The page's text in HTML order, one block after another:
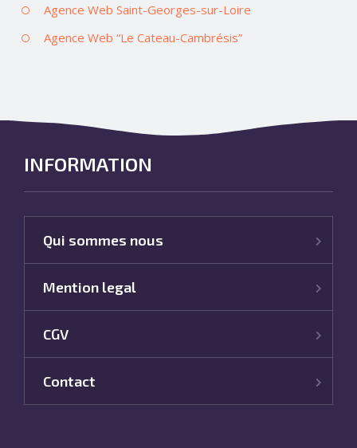
Agence Web Saint-Georges-sur-Loire
Agence Web “Le Cateau-Cambrésis”
INFORMATION
Qui sommes nous
Mention legal
CGV
Contact